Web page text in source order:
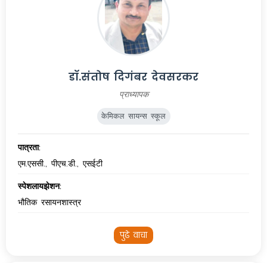
डॉ.संतोष दिगंबर देवसरकर
प्राध्यापक
केमिकल सायन्स स्कूल
पात्रता:
एम.एससी., पीएच.डी., एसईटी
स्पेशलायझेशन:
भौतिक रसायनशास्त्र
पुढे वाचा